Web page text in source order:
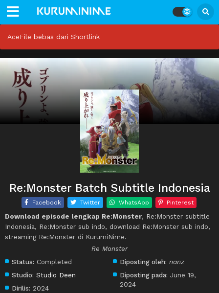
AceFile bebas dari Shortlink
Re:Monster Batch Subtitle Indonesia
Facebook Twitter WhatsApp Pinterest
Download episode lengkap Re:Monster, Re:Monster subtitle
Indonesia, Re:Monster sub indo, download Re:Monster sub indo,
streaming Re:Monster di KurumiNime.
Re Monster
Status: Completed
Studio: Studio Deen
Dirilis: 2024
Diposting oleh: nanz
Diposting pada: June 19,
2024